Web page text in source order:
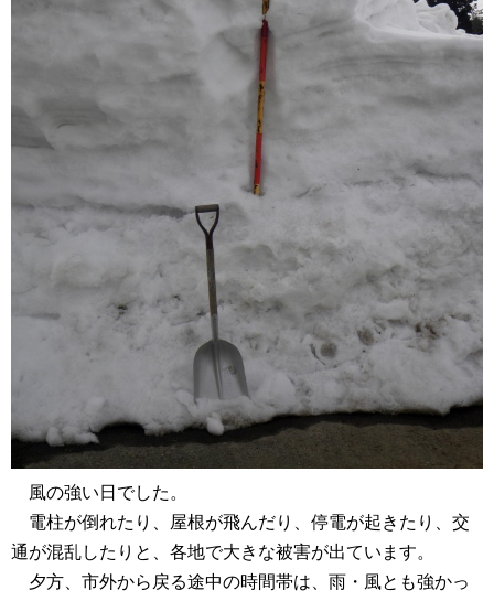
風の強い日でした。
電柱が倒れたり、屋根が飛んだり、停電が起きたり、交
通が混乱したりと、各地で大きな被害が出ています。
夕方、市外から戻る途中の時間帯は、雨・風とも強かっ